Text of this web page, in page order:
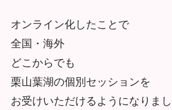
オンライン化したことで
全国・海外
どこからでも
栗山葉湖の個別セッションを
お受けいただけるようになりまし